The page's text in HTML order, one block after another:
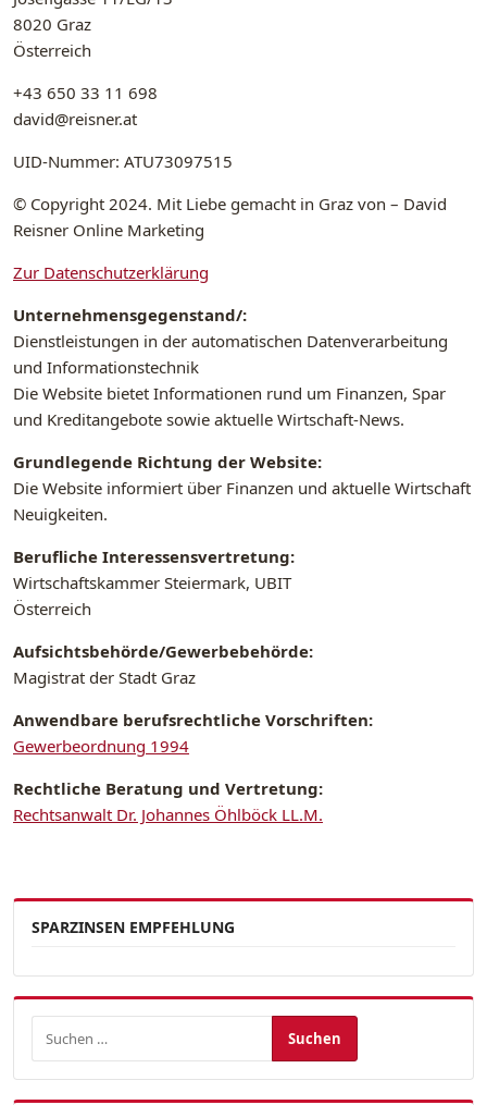
8020 Graz
Österreich
+43 650 33 11 698
david@reisner.at
UID-Nummer: ATU73097515
© Copyright 2024. Mit Liebe gemacht in Graz von – David
Reisner Online Marketing
Zur Datenschutzerklärung
Unternehmensgegenstand/:
Dienstleistungen in der automatischen Datenverarbeitung
und Informationstechnik
Die Website bietet Informationen rund um Finanzen, Spar
und Kreditangebote sowie aktuelle Wirtschaft-News.
Grundlegende Richtung der Website:
Die Website informiert über Finanzen und aktuelle Wirtschaft
Neuigkeiten.
Berufliche Interessensvertretung:
Wirtschaftskammer Steiermark, UBIT
Österreich
Aufsichtsbehörde/Gewerbebehörde:
Magistrat der Stadt Graz
Anwendbare berufsrechtliche Vorschriften:
Gewerbeordnung 1994
Rechtliche Beratung und Vertretung:
Rechtsanwalt Dr. Johannes Öhlböck LL.M.
SPARZINSEN EMPFEHLUNG
Suchen nach: